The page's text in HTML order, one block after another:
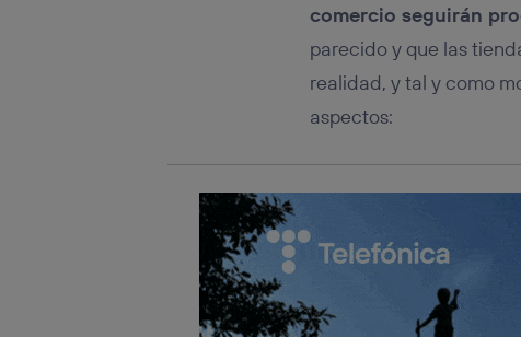
comercio seguirán
parecido y que las
realidad, y tal y como
aspectos: